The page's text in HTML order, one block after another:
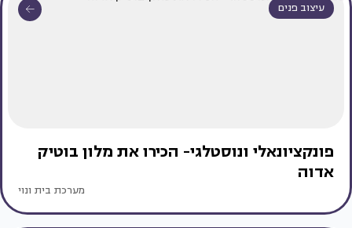
עיצוב פנים
פונקציונאלי ונוסטלגי- הכירו את מלון בוטיק
אדוה
מערכת בית ונוי